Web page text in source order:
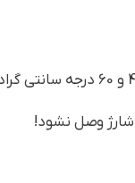
وصل نشود!